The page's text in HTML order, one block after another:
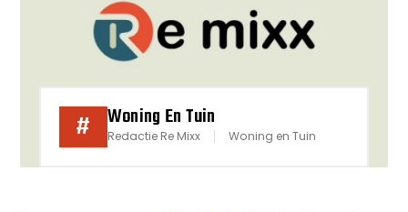
# Woning En Tuin
Redactie Re Mixx Woning en Tuin